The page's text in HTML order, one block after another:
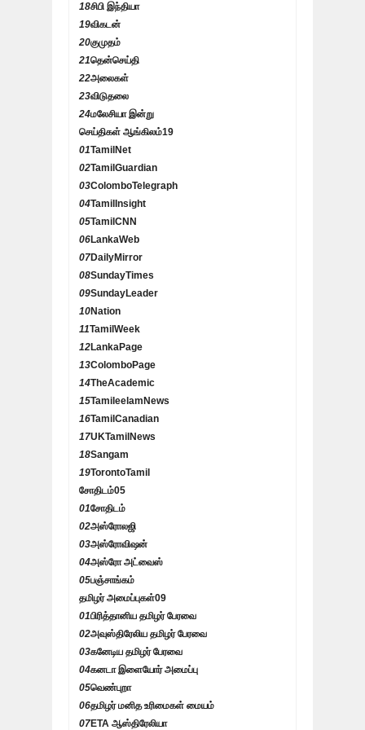
18சிபி இந்தியா
19விகடன்
20குமுதம்
21தென்செய்தி
22அலைகள்
23விடுதலை
24மலேசியா இன்று
செய்திகள் ஆங்கிலம்19
01TamilNet
02TamilGuardian
03ColomboTelegraph
04TamilInsight
05TamilCNN
06LankaWeb
07DailyMirror
08SundayTimes
09SundayLeader
10Nation
11TamilWeek
12LankaPage
13ColomboPage
14TheAcademic
15TamileelamNews
16TamilCanadian
17UKTamilNews
18Sangam
19TorontoTamil
சோதிடம்05
01சோதிடம்
02அஸ்ரோலஜி
03அஸ்ரோவிஷன்
04அஸ்ரோ அட்வைஸ்
05பஞ்சாங்கம்
தமிழர் அமைப்புகள்09
01பிரித்தானிய தமிழர் பேரவை
02அவுஸ்திரேலிய தமிழர் பேரவை
03கனேடிய தமிழர் பேரவை
04கனடா இளையோர் அமைப்பு
05வெண்புறா
06தமிழர் மனித உரிமைகள் மையம்
07ETA ஆஸ்திரேலியா